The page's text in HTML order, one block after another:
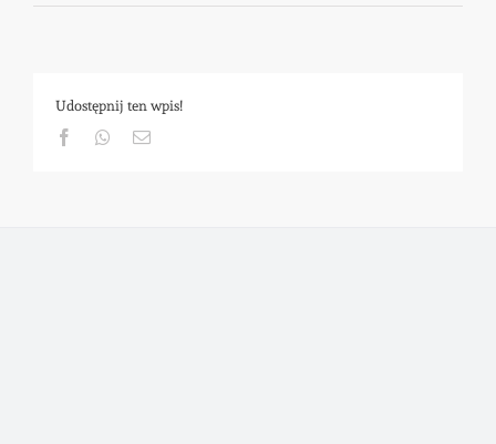
Udostępnij ten wpis!
FacebookWhatsapp
Email